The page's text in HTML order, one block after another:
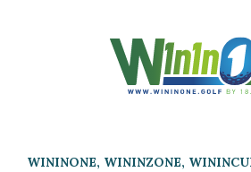
WININONE, WININZONE,